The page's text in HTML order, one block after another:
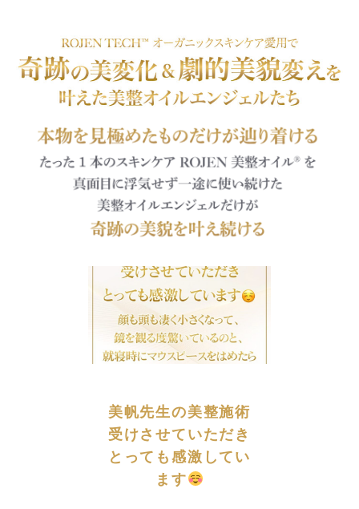
美帆先生の美整施術
受けさせていただき
とっても感激してい
ます